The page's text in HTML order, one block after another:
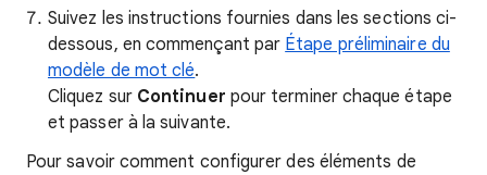
Suivez les instructions fournies dans les sections ci-
dessous, en commençant par Étape préliminaire du
modèle de mot clé.
Cliquez sur Continuer pour terminer chaque étape
et passer à la suivante.
Pour savoir comment configurer des éléments de